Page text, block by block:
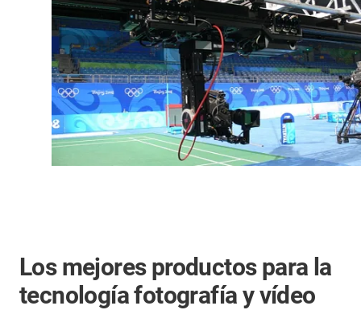
Los mejores productos para la
tecnología fotografía y vídeo